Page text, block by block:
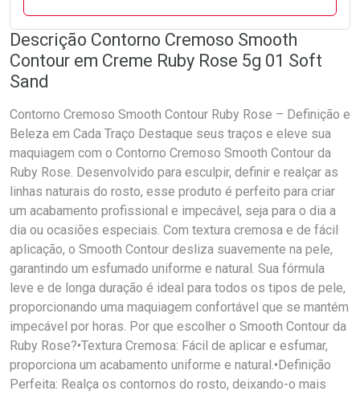
Descrição Contorno Cremoso Smooth
Contour em Creme Ruby Rose 5g 01 Soft
Sand
Contorno Cremoso Smooth Contour Ruby Rose – Definição e
Beleza em Cada Traço Destaque seus traços e eleve sua
maquiagem com o Contorno Cremoso Smooth Contour da
Ruby Rose. Desenvolvido para esculpir, definir e realçar as
linhas naturais do rosto, esse produto é perfeito para criar
um acabamento profissional e impecável, seja para o dia a
dia ou ocasiões especiais. Com textura cremosa e de fácil
aplicação, o Smooth Contour desliza suavemente na pele,
garantindo um esfumado uniforme e natural. Sua fórmula
leve e de longa duração é ideal para todos os tipos de pele,
proporcionando uma maquiagem confortável que se mantém
impecável por horas. Por que escolher o Smooth Contour da
Ruby Rose?•Textura Cremosa: Fácil de aplicar e esfumar,
proporciona um acabamento uniforme e natural.•Definição
Perfeita: Realça os contornos do rosto, deixando-o mais